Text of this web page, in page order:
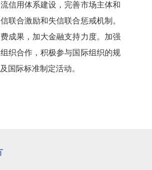
信用体系建设，完善市场主体和
联合激励和失信联合惩戒机制。
成果，加大金融支持力度。加强
织合作，积极参与国际组织的规
国际标准制定活动。